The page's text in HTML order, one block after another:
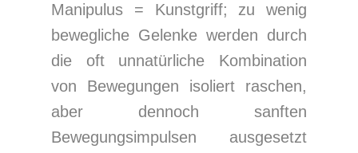
Manipulus = Kunstgriff; zu wenig
bewegliche Gelenke werden durch
die oft unnatürliche Kombination
von Bewegungen isoliert raschen,
aber dennoch sanften
Bewegungsimpulsen ausgesetzt